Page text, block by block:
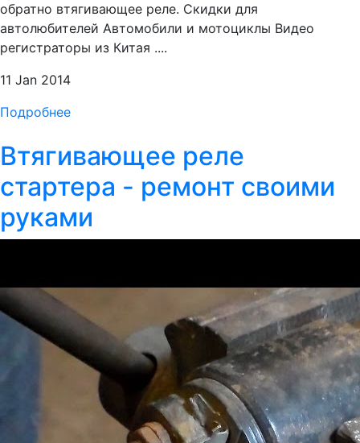
обратно втягивающее реле. Скидки для
автолюбителей Автомобили и мотоциклы Видео
регистраторы из Китая ....
11 Jan 2014
Подробнее
Втягивающее реле
стартера - ремонт своими
руками